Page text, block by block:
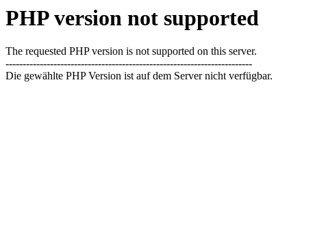
PHP version not supported
The requested PHP version is not supported on this server.
------------------------------------------------------------------------
Die gewählte PHP Version ist auf dem Server nicht verfügbar.